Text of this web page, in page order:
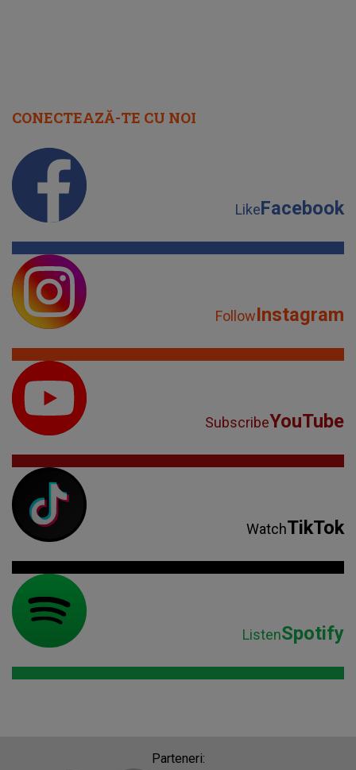
CONECTEAZĂ-TE CU NOI
LikeFacebook
FollowInstagram
SubscribeYouTube
WatchTikTok
ListenSpotify
Parteneri: